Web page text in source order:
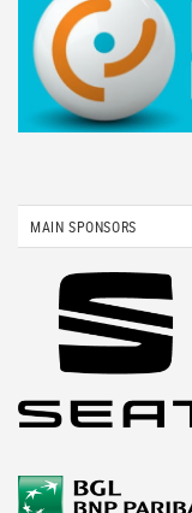
MAIN SPONSORS